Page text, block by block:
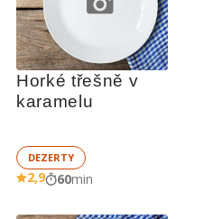
Horké třešně v
karamelu
DEZERTY
2,9 60min